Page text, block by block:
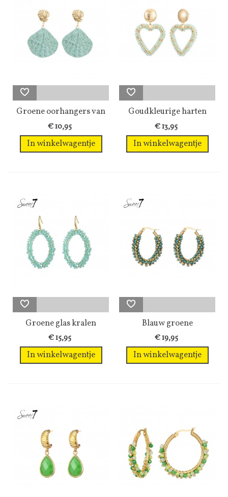
Groene oorhangers van
raffia en...
€ 10,95
In winkelwagentje
Goudkleurige harten
oorhangers...
€ 13,95
In winkelwagentje
Groene glas kralen
oorhangers
€ 15,95
In winkelwagentje
Blauw groene
oorringen met...
€ 19,95
In winkelwagentje